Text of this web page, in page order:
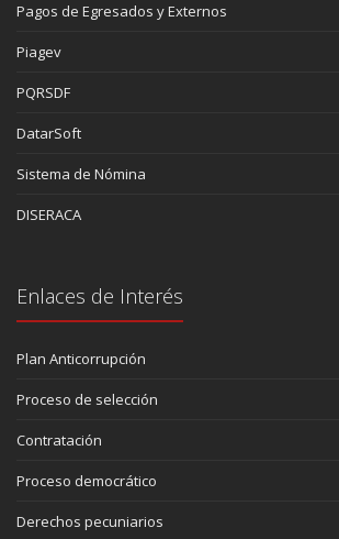
Pagos de Egresados y Externos
Piagev
PQRSDF
DatarSoft
Sistema de Nómina
DISERACA
Enlaces de Interés
Plan Anticorrupción
Proceso de selección
Contratación
Proceso democrático
Derechos pecuniarios